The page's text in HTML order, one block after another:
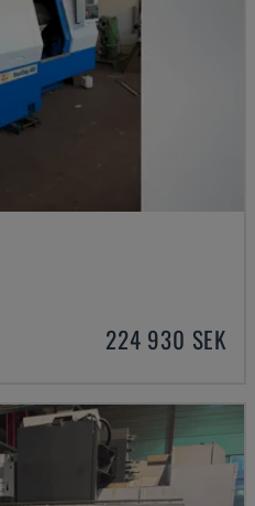
224 930 SEK